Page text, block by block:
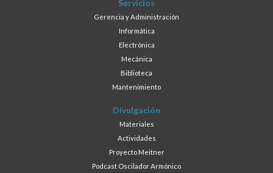
Servicios
Gerencia y Administración
Informática
Electrónica
Mecánica
Biblioteca
Mantenimiento
Divulgación
Materiales
Actividades
Proyecto Meitner
Podcast Oscilador Armónico